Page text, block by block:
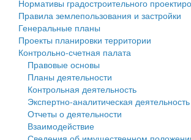
Генеральные планы
Проекты планировки территории
Собрание депутатов
Городское поселение
Сельские поселения
Нормативы градостроительного
Правила землепользования и застройки
Генеральные планы
Проекты планировки территории
Контрольно-счетная палата
Правовые основы
Планы деятельности
Контрольная деятельность
Экспертно-аналитическая деятельность
Отчеты о деятельности
Взаимодействие